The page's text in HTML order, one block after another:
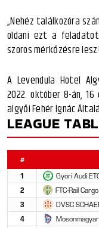
„Nehéz találkozóra
oldani ezt a
szoros mérkőzésre
A Levendula Hotel
2022. október 8-án,
algyői Fehér Ignác
LEAGUE
#
1 Győri Audi
2
FTC-Rail
3
DVSC
4